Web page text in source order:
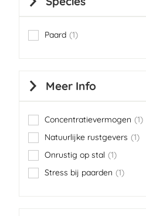
Paard 1
item
Meer Info
Concentratievermogen 1
item
Natuurlijke rustgevers
1
item
Onrustig op stal
1
item
Stress bij paarden
1
item